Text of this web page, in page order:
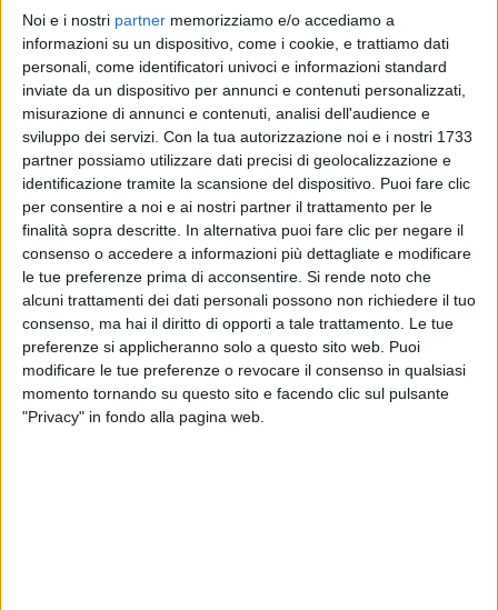
Noi e i nostri partner memorizziamo e/o accediamo a
informazioni su un dispositivo, come i cookie, e trattiamo dati
personali, come identificatori univoci e informazioni standard
inviate da un dispositivo per annunci e contenuti personalizzati,
misurazione di annunci e contenuti, analisi dell'audience e
sviluppo dei servizi. Con la tua autorizzazione noi e i nostri 1733
partner possiamo utilizzare dati precisi di geolocalizzazione e
identificazione tramite la scansione del dispositivo. Puoi fare clic
per consentire a noi e ai nostri partner il trattamento per le
finalità sopra descritte. In alternativa puoi fare clic per negare il
consenso o accedere a informazioni più dettagliate e modificare
le tue preferenze prima di acconsentire. Si rende noto che
alcuni trattamenti dei dati personali possono non richiedere il tuo
consenso, ma hai il diritto di opporti a tale trattamento. Le tue
preferenze si applicheranno solo a questo sito web. Puoi
modificare le tue preferenze o revocare il consenso in qualsiasi
momento tornando su questo sito e facendo clic sul pulsante
"Privacy" in fondo alla pagina web.
alla distribuzione ai casting, nel cinema non succede
INTERVISTA A FABRIZIO MORO
(16/02/2022)